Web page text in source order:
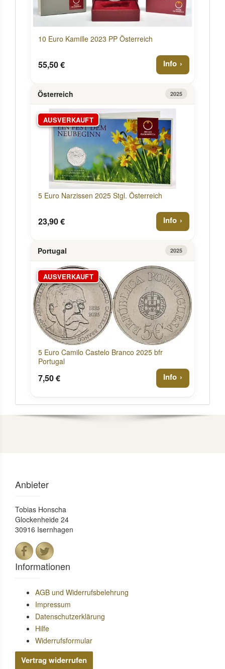
10 Euro Kamille 2023 PP Österreich
55,50 € Info
Österreich 2025
AUSVERKAUFT
5 Euro Narzissen 2025 Stgl. Österreich
23,90 € Info
Portugal 2025
AUSVERKAUFT
5 Euro Camilo Castelo Branco 2025 bfr
Portugal
7,50 € Info
Anbieter
Tobias Honscha
Glockenheide 24
30916 Isernhagen
Informationen
AGB und Widerrufsbelehrung
Impressum
Datenschutzerklärung
Hilfe
Widerrufsformular
Vertrag widerrufen